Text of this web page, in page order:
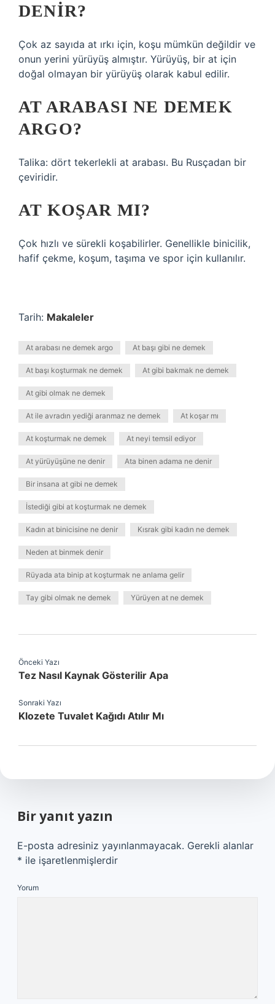
DENIR?
Çok az sayıda at ırkı için, koşu mümkün değildir ve
onun yerini yürüyüş almıştır. Yürüyüş, bir at için
doğal olmayan bir yürüyüş olarak kabul edilir.
AT ARABASI NE DEMEK
ARGO?
Talika: dört tekerlekli at arabası. Bu Rusçadan bir
çeviridir.
AT KOŞAR MI?
Çok hızlı ve sürekli koşabilirler. Genellikle binicilik,
hafif çekme, koşum, taşıma ve spor için kullanılır.
Tarih: Makaleler
At arabası ne demek argo At başı gibi ne demek
At başı koşturmak ne demek At gibi bakmak ne demek
At gibi olmak ne demek
At ile avradın yediği aranmaz ne demek At koşar mı
At koşturmak ne demek At neyi temsil ediyor
At yürüyüşüne ne denir Ata binen adama ne denir
Bir insana at gibi ne demek
İstediği gibi at koşturmak ne demek
Kadın at binicisine ne denir Kısrak gibi kadın ne demek
Neden at binmek denir
Rüyada ata binip at koşturmak ne anlama gelir
Tay gibi olmak ne demek Yürüyen at ne demek
Önceki Yazı
Tez Nasıl Kaynak Gösterilir Apa
Sonraki Yazı
Klozete Tuvalet Kağıdı Atılır Mı
Bir yanıt yazın
E-posta adresiniz yayınlanmayacak. Gerekli alanlar
* ile işaretlenmişlerdir
Yorum